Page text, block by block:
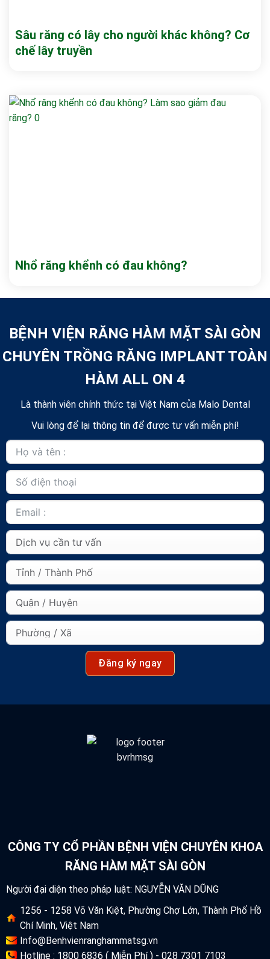
Sâu răng có lây cho người khác không? Cơ
chế lây truyền
Nhổ răng khểnh có đau không?
BỆNH VIỆN RĂNG HÀM MẶT SÀI GÒN
CHUYÊN TRỒNG RĂNG IMPLANT TOÀN
HÀM ALL ON 4
Là thành viên chính thức tại Việt Nam của Malo Dental
Vui lòng để lại thông tin để được tư vấn miễn phí!
Đăng ký ngay
CÔNG TY CỔ PHẦN BỆNH VIỆN CHUYÊN KHOA
RĂNG HÀM MẶT SÀI GÒN
Người đại diện theo pháp luật: NGUYỄN VĂN DŨNG
1256 - 1258 Võ Văn Kiệt, Phường Chợ Lớn, Thành Phố Hồ
Chí Minh, Việt Nam
Info@Benhvienranghammatsg.vn
Hotline : 1800 6836 ( Miễn Phí ) - 028 7301 7103